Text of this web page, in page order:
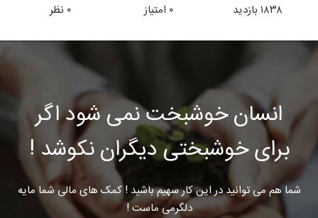
۱۸۳۸ بازدید ۰ امتیاز ۰ نظر
انسان خوشبخت نمی شود اگر
برای خوشبختی دیگران نکوشد !
شما هم می توانید در این کار سهیم باشید ! کمک های مالی شما مایه
دلگرمی ماست !